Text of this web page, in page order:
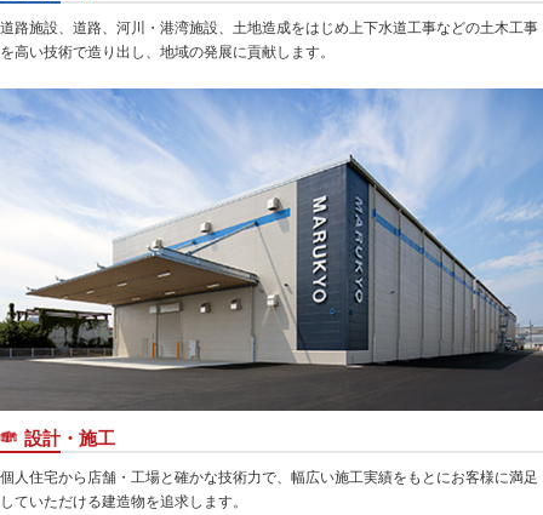
道路施設、道路、河川・港湾施設、土地造成をはじめ上下水道工事などの土木工事
を高い技術で造り出し、地域の発展に貢献します。
設計・施工
個人住宅から店舗・工場と確かな技術力で、幅広い施工実績をもとにお客様に満足
していただける建造物を追求します。